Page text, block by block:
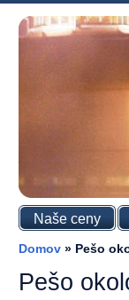
Naše ceny
Domov » Pešo
Pešo